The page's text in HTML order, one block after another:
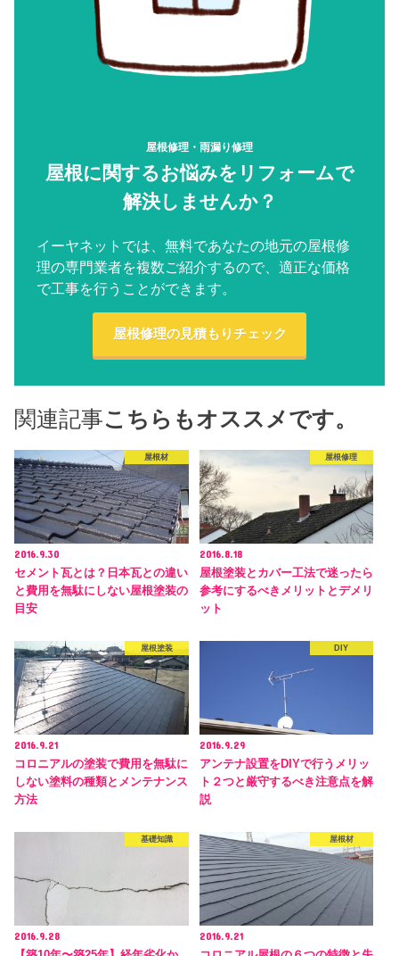
屋根修理・雨漏り修理
屋根に関するお悩みをリフォームで
解決しませんか？
イーヤネットでは、無料であなたの地元の屋根修
理の専門業者を複数ご紹介するので、適正な価格
で工事を行うことができます。
屋根修理の見積もりチェック
関連記事こちらもオススメです。
屋根材
2016.9.30
セメント瓦とは？日本瓦との違い
と費用を無駄にしない屋根塗装の
目安
屋根修理
2016.8.18
屋根塗装とカバー工法で迷ったら
参考にするべきメリットとデメリ
ット
屋根塗装
2016.9.21
コロニアルの塗装で費用を無駄に
しない塗料の種類とメンテナンス
方法
DIY
2016.9.29
アンテナ設置をDIYで行うメリッ
ト２つと厳守するべき注意点を解
説
基礎知識
2016.9.28
屋根材
2016.9.21